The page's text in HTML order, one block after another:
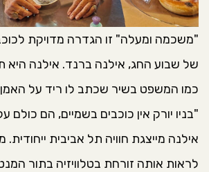
"משכמה ומעלה" זו הגדרה מדויקת
של שבוע החג, אילנה ברנד. אילנה היא
כמו המשפט בשיר שכתב לו ריד על האמן
"בניו יורק אין כוכבים בשמיים, הם
אילנה מייצגת חוויה תל אביבית